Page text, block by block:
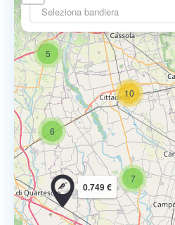
Seleziona bandiera
5
6
6
10
7
0.749 €